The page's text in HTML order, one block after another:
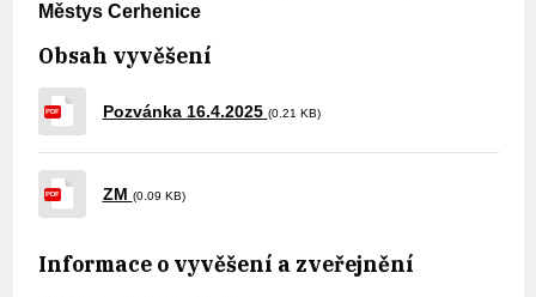
Městys Cerhenice
Obsah vyvěšení
PDF Pozvánka 16.4.2025 (0.21 KB)
PDF ZM (0.09 KB)
Informace o vyvěšení a zveřejnění